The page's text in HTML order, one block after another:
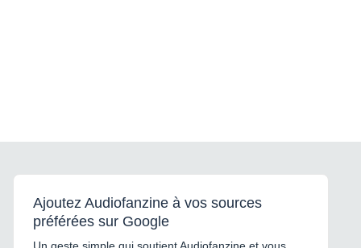
Ajoutez Audiofanzine à vos sources
préférées sur Google
Un geste simple qui soutient Audiofanzine et vous